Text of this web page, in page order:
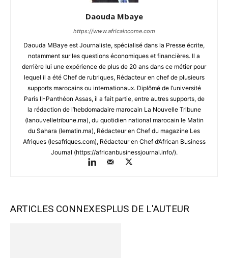
Daouda Mbaye
https://www.africaincome.com
Daouda MBaye est Journaliste, spécialisé dans la Presse écrite,
notamment sur les questions économiques et financières. Il a
derrière lui une expérience de plus de 20 ans dans ce métier pour
lequel il a été Chef de rubriques, Rédacteur en chef de plusieurs
supports marocains ou internationaux. Diplômé de l’université
Paris II-Panthéon Assas, il a fait partie, entre autres supports, de
la rédaction de l’hebdomadaire marocain La Nouvelle Tribune
(lanouvelletribune.ma), du quotidien national marocain le Matin
du Sahara (lematin.ma), Rédacteur en Chef du magazine Les
Afriques (lesafriques.com), Rédacteur en Chef d’African Business
Journal (https://africanbusinessjournal.info/).
ARTICLES CONNEXESPLUS DE L'AUTEUR